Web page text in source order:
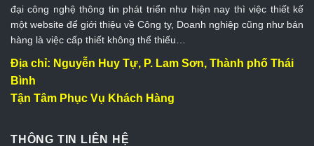
đại công nghệ thông tin phát triển như hiện nay thì việc thiết kế
một website để giới thiệu về Công ty, Doanh nghiệp cũng như bán
hàng là việc cấp thiết không thể thiếu…
Địa chỉ: Nguyễn Huy Tự, P. Lam Sơn, Thành phố Thái
Bình
Tận Tâm Phục Vụ Khách Hàng
THÔNG TIN LIÊN HỆ